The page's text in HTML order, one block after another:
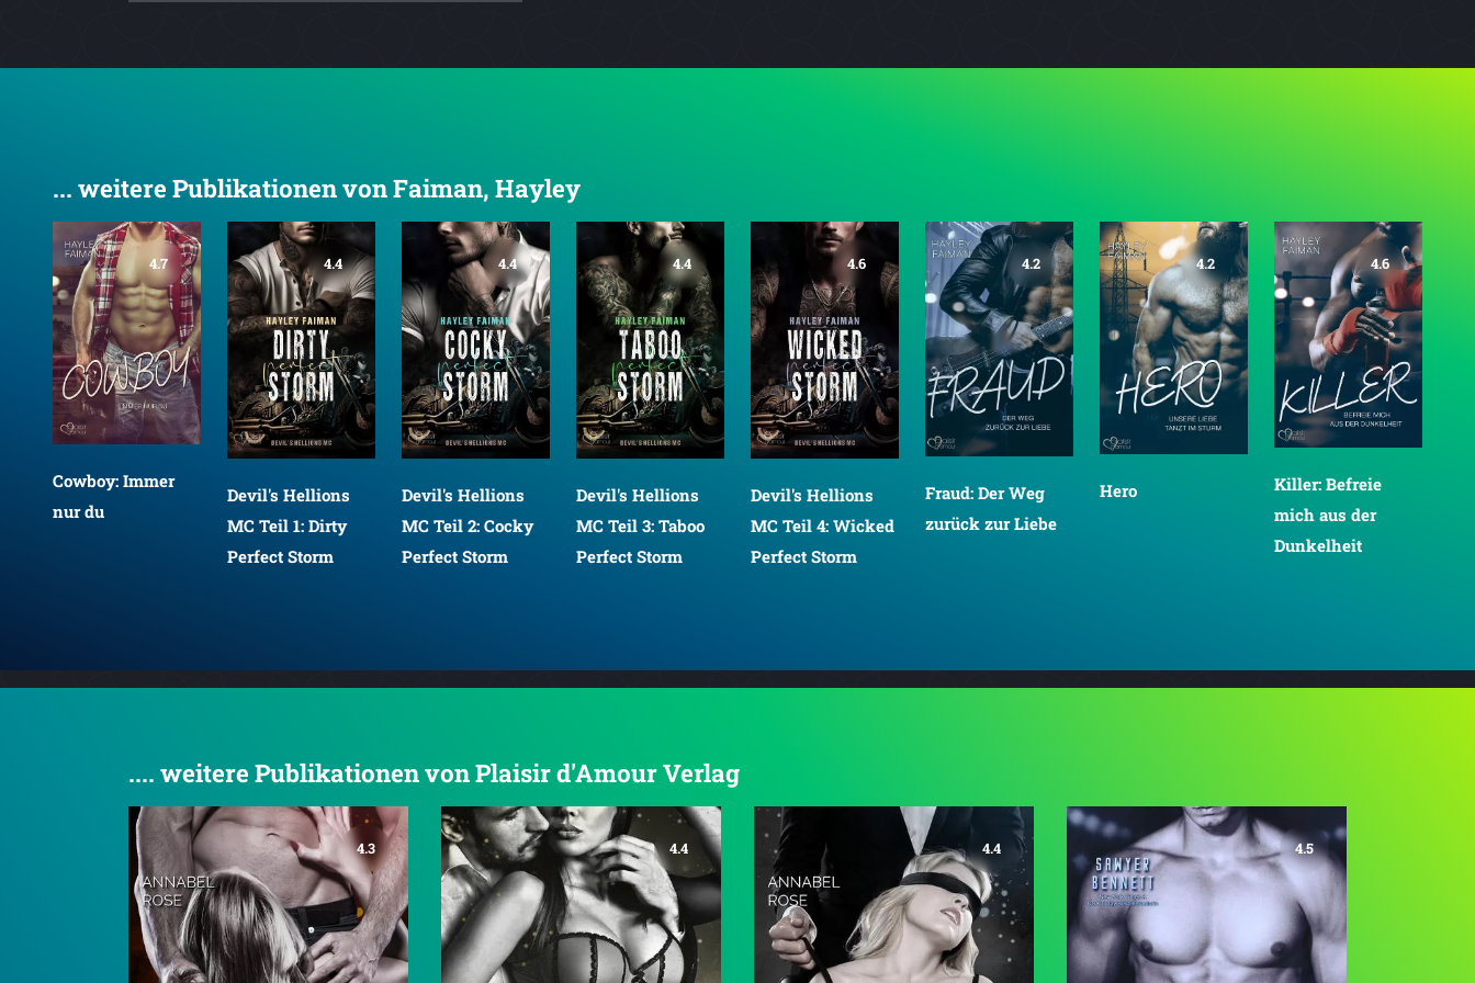
... weitere Publikationen von Faiman, Hayley
4.7
Cowboy: Immer
nur du
4.4
Devil's Hellions
MC Teil 1: Dirty
Perfect Storm
4.4
Devil's Hellions
MC Teil 2: Cocky
Perfect Storm
4.4
Devil's Hellions
MC Teil 3: Taboo
Perfect Storm
4.6
Devil's Hellions
MC Teil 4: Wicked
Perfect Storm
4.2
Fraud: Der Weg
zurück zur Liebe
4.2
Hero
4.6
Killer: Befreie
mich aus der
Dunkelheit
.... weitere Publikationen von Plaisir d'Amour Verlag
4.3 4.4 4.4 4.5